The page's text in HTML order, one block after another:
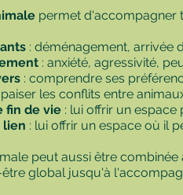
permet d'accompagner
: déménagement, arrivée
: anxiété, agressivité,
: comprendre ses
les conflits entre
fin de vie : lui offrir un espace
lien : lui offrir un espace où il
peut aussi être combinée
global jusqu'à